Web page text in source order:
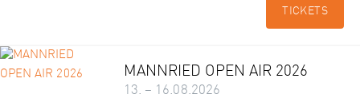
TICKETS
MANNRIED OPEN AIR 2026
13. – 16.08.2026